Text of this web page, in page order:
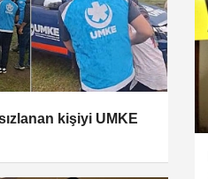
kişiyi UMKE